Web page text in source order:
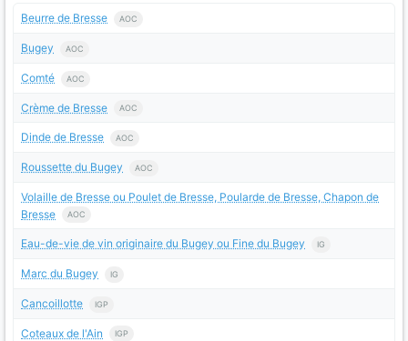
Beurre de Bresse AOC
Bugey AOC
Comté AOC
Crème de Bresse AOC
Dinde de Bresse AOC
Roussette du Bugey AOC
Volaille de Bresse ou Poulet de Bresse, Poularde de Bresse, Chapon de
Bresse
AOC
Eau-de-vie de vin originaire du Bugey ou Fine du Bugey IG
Marc du Bugey IG
Cancoillotte IGP
Coteaux de l'Ain IGP